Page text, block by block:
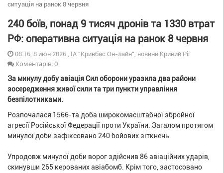
ситуація на ранок 8 червня
240 боїв, понад 9 тисяч дронів та 1330 втрат
РФ: оперативна ситуація на ранок 8 червня
08:16, 8 июн 2026 , ІА "Кривбас Он-лайн", новини Кривий Ріг
Коментарів: 0
За минулу добу авіація Сил оборони уразила два райони
зосередження живої сили та три пункти управління
безпілотниками.
Розпочалася 1566-та доба широкомасштабної збройної
агресії Російської Федерації проти України. Загалом протягом
минулої доби зафіксовано 240 бойових зіткнень.
Упродовж минулої доби ворог здійснив 86 авіаційних ударів,
скинувши 265 керованих авіабомб. Крім того, застосовано